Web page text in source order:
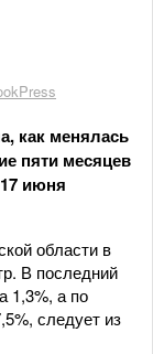
как менялась
пяти месяцев
июня
области в
В последний
1,3%, а по
следует из